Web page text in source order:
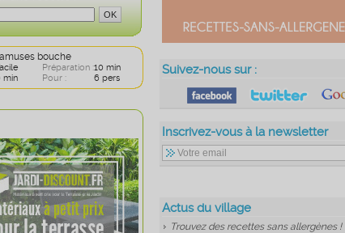
Suivez-nous sur :
Inscrivez-vous à la newsletter
Actus du village
Trouvez des recettes sans allergènes !
bouche
Préparation :10 min
min Pour : 6 pers